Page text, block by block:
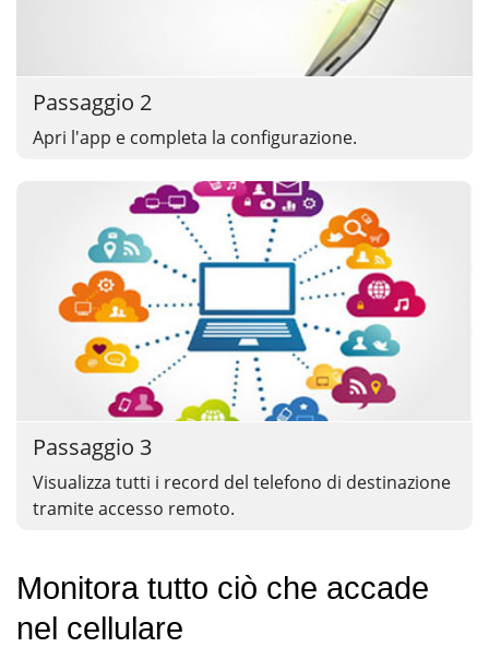
Passaggio 2
Apri l'app e completa la configurazione.
Passaggio 3
Visualizza tutti i record del telefono di destinazione
tramite accesso remoto.
Monitora tutto ciò che accade
nel cellulare